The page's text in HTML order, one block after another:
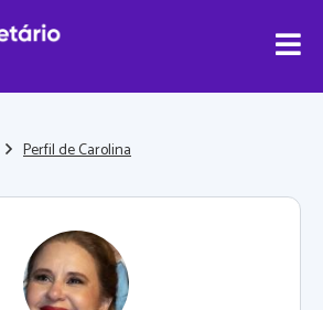
Perfil de Carolina